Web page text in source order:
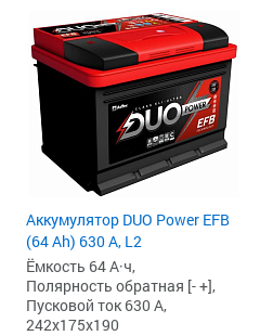
Аккумулятор DUO Power EFB
(64 Ah) 630 А, L2
Ёмкость 64 А·ч,
Полярность обратная [- +],
Пусковой ток 630 А,
242x175x190